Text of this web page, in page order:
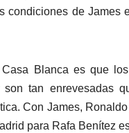
condiciones de James
Blanca es que
tan enrevesadas
Con James,
para Rafa Benítez